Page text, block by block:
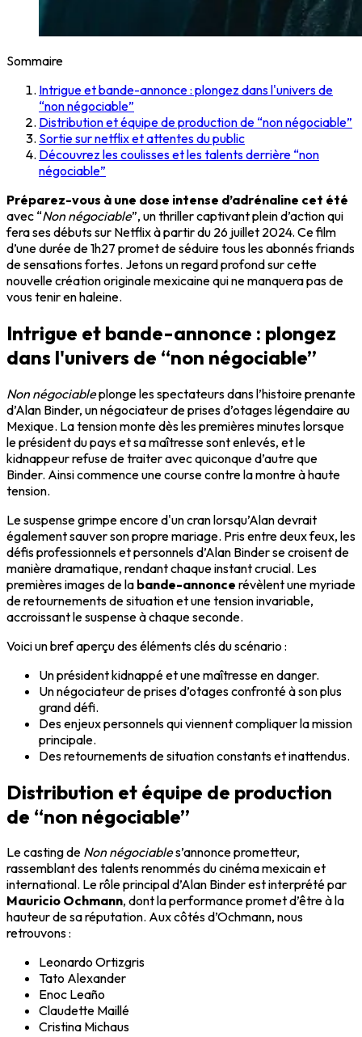
Sommaire
Intrigue et bande-annonce : plongez dans l'univers de
“non négociable”
Distribution et équipe de production de “non négociable”
Sortie sur netflix et attentes du public
Découvrez les coulisses et les talents derrière “non
négociable”
Préparez-vous à une dose intense d’adrénaline cet été
avec “Non négociable”, un thriller captivant plein d’action qui
fera ses débuts sur Netflix à partir du 26 juillet 2024. Ce film
d’une durée de 1h27 promet de séduire tous les abonnés friands
de sensations fortes. Jetons un regard profond sur cette
nouvelle création originale mexicaine qui ne manquera pas de
vous tenir en haleine.
Intrigue et bande-annonce : plongez
dans l'univers de “non négociable”
Non négociableplonge les spectateurs dans l’histoire prenante
d’Alan Binder, un négociateur de prises d’otages légendaire au
Mexique. La tension monte dès les premières minutes lorsque
le président du pays et sa maîtresse sont enlevés, et le
kidnappeur refuse de traiter avec quiconque d’autre que
Binder. Ainsi commence une course contre la montre à haute
tension.
Le suspense grimpe encore d'un cran lorsqu’Alan devrait
également sauver son propre mariage. Pris entre deux feux, les
défis professionnels et personnels d’Alan Binder se croisent de
manière dramatique, rendant chaque instant crucial. Les
premières images de la bande-annonce révèlent une myriade
de retournements de situation et une tension invariable,
accroissant le suspense à chaque seconde.
Voici un bref aperçu des éléments clés du scénario :
Un président kidnappé et une maîtresse en danger.
Un négociateur de prises d’otages confronté à son plus
grand défi.
Des enjeux personnels qui viennent compliquer la mission
principale.
Des retournements de situation constants et inattendus.
Distribution et équipe de production
de “non négociable”
Le casting de Non négociables’annonce prometteur,
rassemblant des talents renommés du cinéma mexicain et
international. Le rôle principal d’Alan Binder est interprété par
Mauricio Ochmann, dont la performance promet d’être à la
hauteur de sa réputation. Aux côtés d’Ochmann, nous
retrouvons :
Leonardo Ortizgris
Tato Alexander
Enoc Leaño
Claudette Maillé
Cristina Michaus